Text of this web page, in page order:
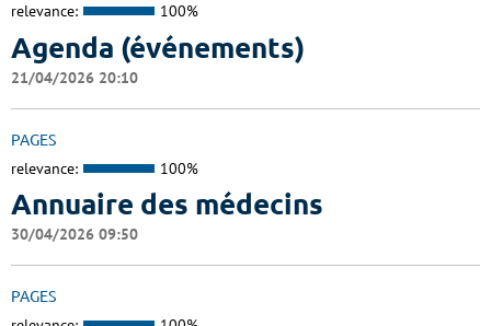
relevance: 100%
Agenda (événements)
21/04/2026 20:10
PAGES
relevance: 100%
Annuaire des médecins
30/04/2026 09:50
PAGES